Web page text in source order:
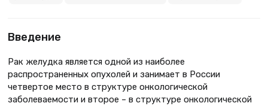
Введение
Рак желудка является одной из наиболее
распространенных опухолей и занимает в России
четвертое место в структуре онкологической
заболеваемости и второе – в структуре онкологической